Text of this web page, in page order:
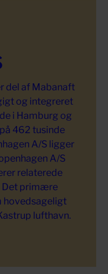
del af Mabanaft
og integreret
i Hamburg og
462 tusinde
A/S ligger
A/S
relaterede
Det primære
hovedsageligt
lufthavn.